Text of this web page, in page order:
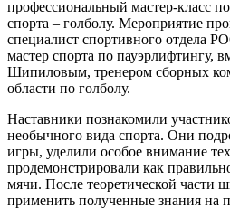
профессиональный мастер-класс
спорта – голболу. Мероприятие
специалист спортивного отдела
мастер спорта по пауэрлифтингу,
Шипиловым, тренером сборных
области по голболу.
Наставники познакомили
необычного вида спорта. Они
игры, уделили особое внимание
продемонстрировали как
мячи. После теоретической части
применить полученные знания на